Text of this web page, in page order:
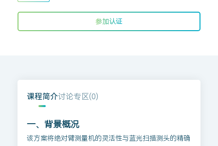
参加认证
课程简介讨论专区(0)
一、背景概况
该方案将绝对臂测量机的灵活性与蓝光扫描测头的精确